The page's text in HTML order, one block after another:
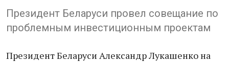
Президент Беларуси провел совещание по
проблемным инвестиционным проектам
Президент Беларуси Александр Лукашенко на